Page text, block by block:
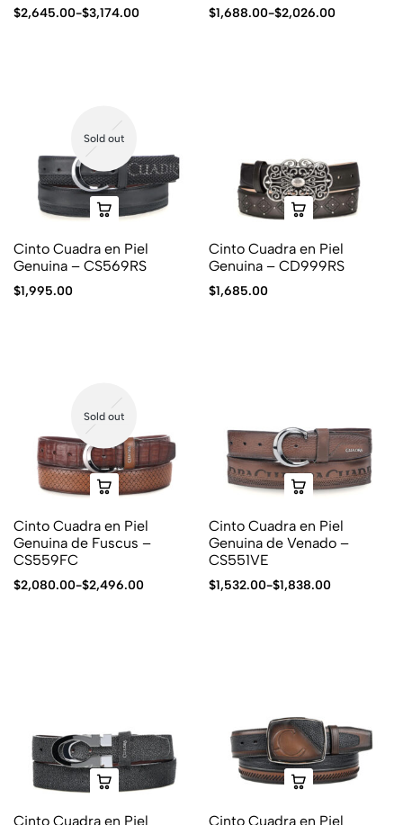
$2,645.00-$3,174.00 $1,688.00-$2,026.00
Sold out
Cinto Cuadra en Piel
Genuina – CS569RS
$1,995.00
Cinto Cuadra en Piel
Genuina – CD999RS
$1,685.00
Sold out
Cinto Cuadra en Piel
Genuina de Fuscus –
CS559FC
$2,080.00-$2,496.00
Cinto Cuadra en Piel
Genuina de Venado –
CS551VE
$1,532.00-$1,838.00
Cinto Cuadra en Piel Cinto Cuadra en Piel